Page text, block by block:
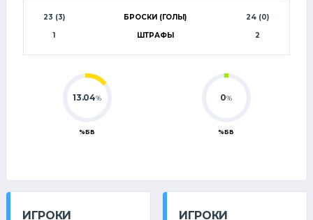
23 (3) БРОСКИ (ГОЛЫ)
24 (0)
1
ШТРАФЫ 2
13.04%
%БВ
0%
%БВ
ИГРОКИ
ИГРОКИ